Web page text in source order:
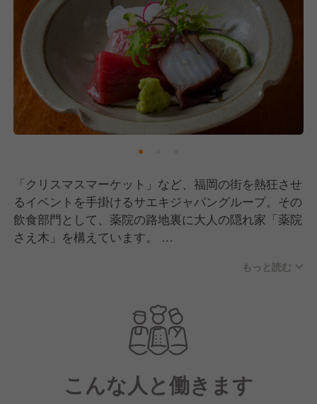
「クリスマスマーケット」など、福岡の街を熱狂させ
るイベントを手掛けるサエキジャパングループ。その
飲食部門として、薬院の路地裏に大人の隠れ家「薬院
さえ木」を構えています。
提供するのは、生簀から取り出す鮮度抜群の活魚料
た地酒やナチュラルワイン。高級店の質をカジュアル
に楽しめる空間で、特別なひと時を演出しています。
店舗の枠を超え、グループ主催の大型イベントとも連
動しながら、福岡の街に新しい価値を仕掛けていくの
が私たちのスタイルです。
もっと読む
こんな人と働きます